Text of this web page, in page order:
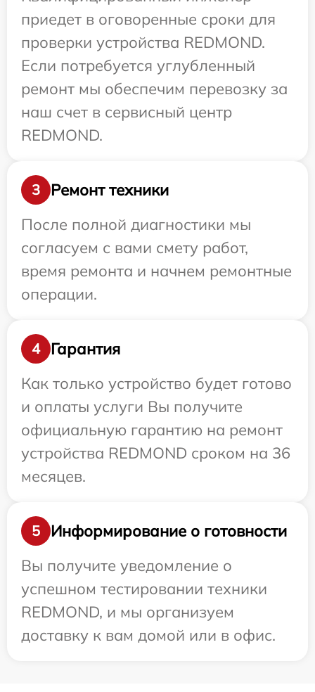
приедет в оговоренные сроки для
проверки устройства REDMOND.
Если потребуется углубленный
ремонт мы обеспечим перевозку за
наш счет в сервисный центр
REDMOND.
3
Ремонт техники
После полной диагностики мы
согласуем с вами смету работ,
время ремонта и начнем ремонтные
операции.
4
Гарантия
Как только устройство будет готово
и оплаты услуги Вы получите
официальную гарантию на ремонт
устройства REDMOND сроком на 36
месяцев.
5
Информирование о готовности
Вы получите уведомление о
успешном тестировании техники
REDMOND, и мы организуем
доставку к вам домой или в офис.